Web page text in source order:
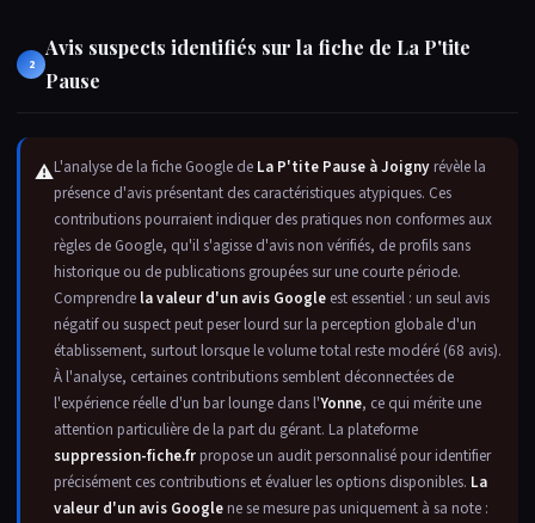
2
Avis suspects identifiés sur la fiche de La P'tite
Pause
⚠L'analyse de la fiche Google de La P'tite Pause à Joigny révèle la
présence d'avis présentant des caractéristiques atypiques. Ces
contributions pourraient indiquer des pratiques non conformes aux
règles de Google, qu'il s'agisse d'avis non vérifiés, de profils sans
historique ou de publications groupées sur une courte période.
Comprendre la valeur d'un avis Google est essentiel : un seul avis
négatif ou suspect peut peser lourd sur la perception globale d'un
établissement, surtout lorsque le volume total reste modéré (68 avis).
À l'analyse, certaines contributions semblent déconnectées de
l'expérience réelle d'un bar lounge dans l'Yonne, ce qui mérite une
attention particulière de la part du gérant. La plateforme
suppression-fiche.fr propose un audit personnalisé pour identifier
précisément ces contributions et évaluer les options disponibles. La
valeur d'un avis Google ne se mesure pas uniquement à sa note :